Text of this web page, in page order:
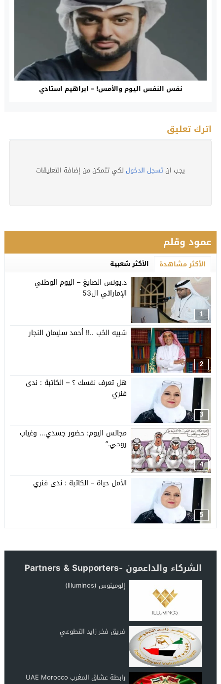
نفس النفس اليوم والأمس! – ابراهيم استادي
اترك تعليق
يجب ان تسجل الدخول لكي تتمكن من إضافة التعليقات
عمود وقلم
الأكثر مشاهدة الأكثر شعبية
1
د.يونس الصايغ – اليوم الوطني
الإماراتي ال53
2
شبيه الحُب ..!! أحمد سليمان النجار
3
هل تعرف نفسك ؟ – الكاتبة : ندى
فنري
4
مجالس اليوم: حضور جسدي… وغياب
روحي.”
5
الأمل حياة – الكاتبة : ندى فنري
الشركاء والداعمون -Partners & Supporters
إلومينوس (Illuminos)
فريق فخر زايد التطوعي
رابطة عشاق المغرب UAE Morocco